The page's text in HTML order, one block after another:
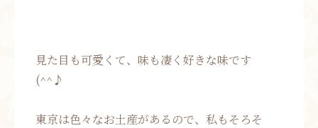
見た目も可愛くて、味も凄く好きな味です
(^^♪
東京は色々なお土産があるので、私もそろそ